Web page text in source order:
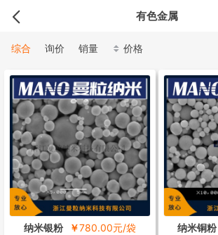
有色金属
综合 询价 销量 价格
纳米银粉 ￥780.00元/袋 纳米铜粉